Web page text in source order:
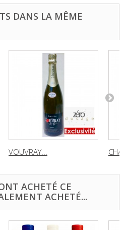
DANS LA MÊME
VOUVRAY...
ACHETÉ CE
ACHETÉ...